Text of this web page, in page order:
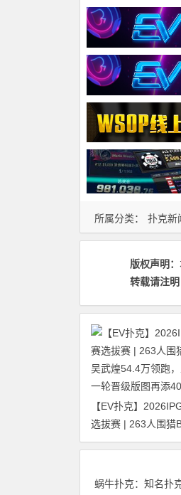
所属分类： 扑克新
版权声明：
转载请注明
【EV扑克】
选拔赛 | 263人围猎
武煌54.4万领跑，
蜗牛扑克：知名扑克主播